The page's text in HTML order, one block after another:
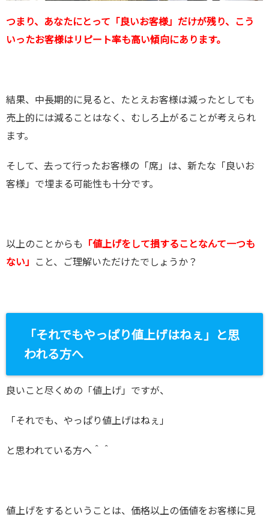
つまり、あなたにとって「良いお客様」だけが残り、こう
いったお客様はリピート率も高い傾向にあります。
結果、中長期的に見ると、たとえお客様は減ったとしても
売上的には減ることはなく、むしろ上がることが考えられ
ます。
そして、去って行ったお客様の「席」は、新たな「良いお
客様」で埋まる可能性も十分です。
以上のことからも
「値上げをして損することなんて一つも
ない」
こと、ご理解いただけたでしょうか？
「それでもやっぱり値上げはねぇ」と思
われる方へ
良いこと尽くめの「値上げ」ですが、
「それでも、やっぱり値上げはねぇ」
と思われている方へ＾＾
値上げをするということは、価格以上の価値をお客様に見